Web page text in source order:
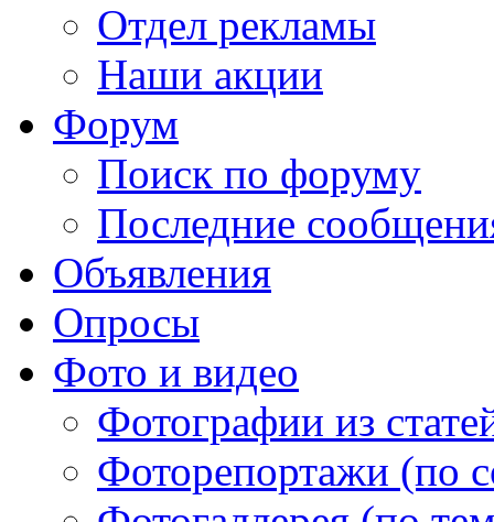
Отдел рекламы
Наши акции
Форум
Поиск по форуму
Последние
Объявления
Опросы
Фото и видео
Фотографии из
Фоторепортажи (по